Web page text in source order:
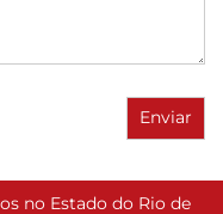
no Estado do Rio de